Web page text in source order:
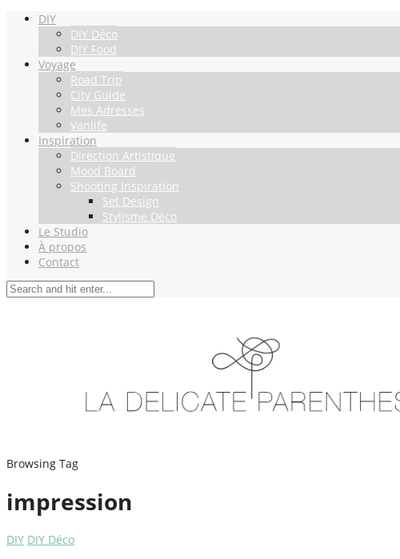
DIY
DIY Déco
DIY Food
Voyage
Road Trip
City Guide
Mes Adresses
Vanlife
Inspiration
Direction Artistique
Mood Board
Shooting Inspiration
Set Design
Stylisme Déco
Le Studio
À propos
Contact
Browsing Tag
impression
DIY DIY Déco